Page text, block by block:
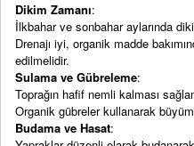
Dikim Zamanı:
İlkbahar ve sonbahar aylarında
Drenajı iyi, organik madde
edilmelidir.
Sulama ve Gübreleme:
Toprağın hafif nemli kalması
Organik gübreler kullanarak
Budama ve Hasat: